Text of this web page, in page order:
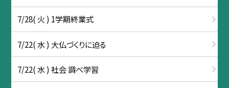
7/28( 火 ) 1学期終業式
7/22( 水 ) 大仏づくりに迫る
7/22( 水 ) 社会 調べ学習